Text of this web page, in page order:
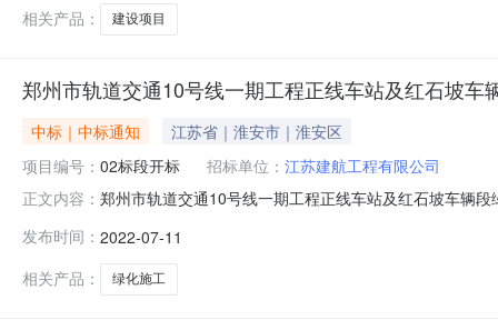
相关产品：
建设项目
郑州市轨道交通10号线一期工程正线车站及红石坡车
中标｜中标通知
江苏省｜淮安市｜淮安区
项目编号： 02标段开标 招标单位： 江苏建航工程有限公司
正文内容： 郑州市轨道交通10号线一期工程正线车站及红石坡车辆
日历天;质量要求:;保证金金额:元,投标文件递交时间:,投
发布时间： 2022-07-11
相关产品：
绿化施工